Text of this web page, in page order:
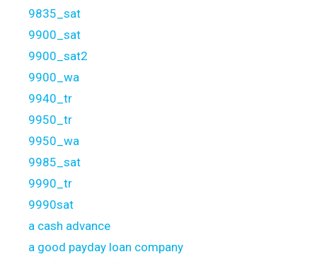
9835_sat
9900_sat
9900_sat2
9900_wa
9940_tr
9950_tr
9950_wa
9985_sat
9990_tr
9990sat
a cash advance
a good payday loan company